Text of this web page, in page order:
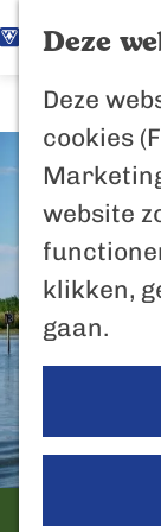
Deze
Deze
cookies
website
klikken,
gaan.
n
a
r
d
e
h
o
m
e